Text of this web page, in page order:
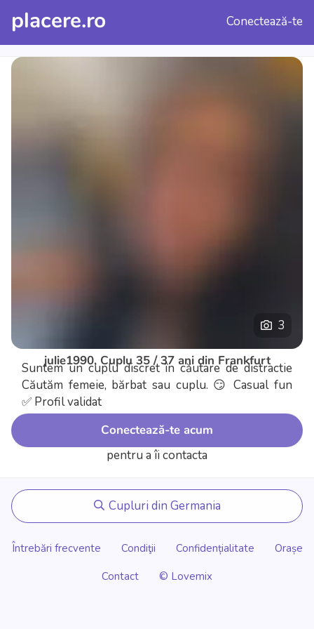
placere.ro Conectează-te
3
julie1990, Cuplu 35 / 37 ani din Frankfurt
Suntem un cuplu discret în căutare de distractie
Căutăm femeie, bărbat sau cuplu. 😏 Casual fun
✅ Profil validat
Conectează-te acum
pentru a îi contacta
Cupluri din Germania
Întrebări frecvente Condiţii Confidențialitate
Orașe
Contact
© Lovemix